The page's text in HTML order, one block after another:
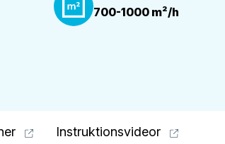
700-1000 m²/h
Instruktionsvideor